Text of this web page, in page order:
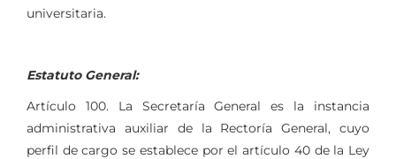
universitaria.
Estatuto General:
Artículo 100. La Secretaría General es la instancia
administrativa auxiliar de la Rectoría General, cuyo
perfil de cargo se establece por el artículo 40 de la Ley